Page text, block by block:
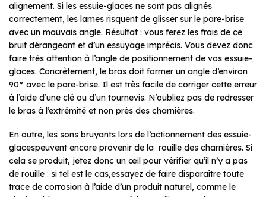
alignement. Si les essuie-glaces ne sont pas alignés
correctement, les lames risquent de glisser sur le pare-brise
avec un mauvais angle. Résultat : vous ferez les frais de ce
bruit dérangeant et d’un essuyage imprécis. Vous devez donc
faire très attention à l’angle de positionnement de vos essuie-
glaces. Concrètement, le bras doit former un angle d’environ
90° avec le pare-brise. Il est très facile de corriger cette erreur
à l’aide d’une clé ou d’un tournevis. N’oubliez pas de redresser
le bras à l’extrémité et non près des charnières.
En outre, les sons bruyants lors de l’actionnement des essuie-
glacespeuvent encore provenir de la rouille des charnières. Si
cela se produit, jetez donc un œil pour vérifier qu’il n’y a pas
de rouille : si tel est le cas,essayez de faire disparaître toute
trace de corrosion à l’aide d’un produit naturel, comme le